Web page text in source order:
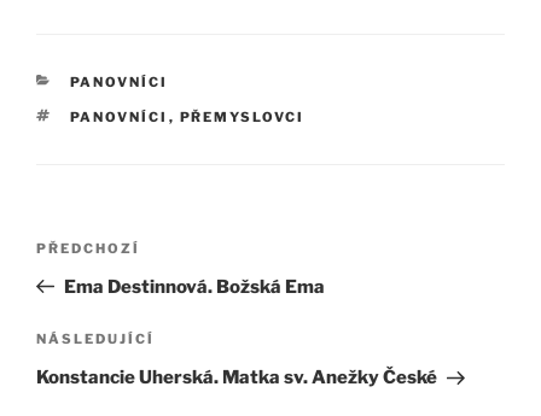
RUBRIKY
PANOVNÍCI
ŠTÍTKY
PANOVNÍCI , PŘEMYSLOVCI
Navigace
příspěvek
Předchozí
příspěvek
PŘEDCHOZÍ
Ema Destinnová. Božská Ema
Následující
příspěvek
NÁSLEDUJÍCÍ
Konstancie Uherská. Matka sv. Anežky České